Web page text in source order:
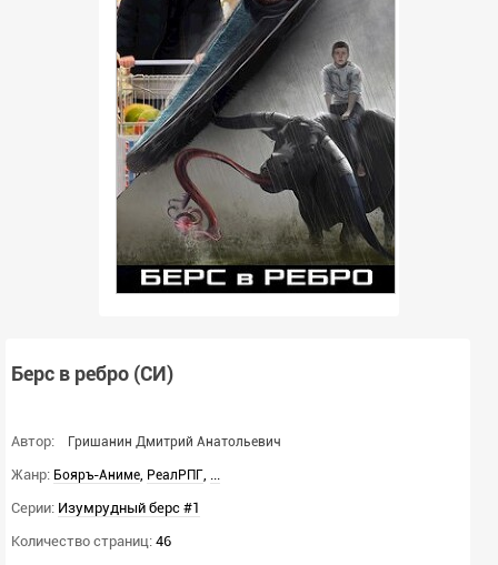
Берс в ребро (СИ)
Автор: Гришанин Дмитрий Анатольевич
Жанр: Бояръ-Аниме, РеалРПГ, ...
Серии: Изумрудный берс #1
Количество страниц: 46